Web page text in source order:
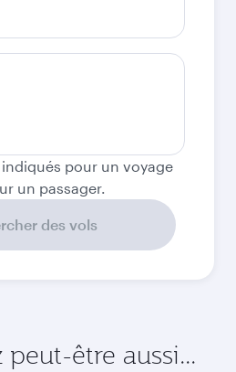
pour un voyage
un passager.
des vols
être aussi...